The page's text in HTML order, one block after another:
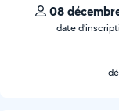
08
date